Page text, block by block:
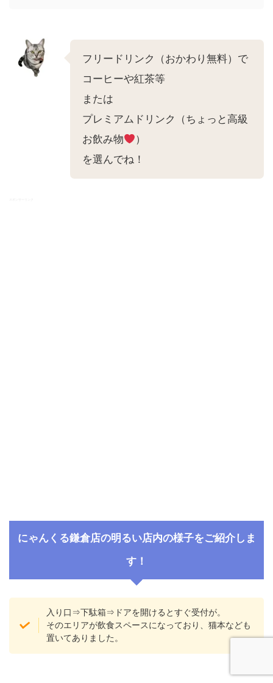
フリードリンク（おかわり無料）で
コーヒーや紅茶等
または
プレミアムドリンク（ちょっと高級
お飲み物
）
を選んでね！
にゃんくる鎌倉店の明るい店内の様子をご紹介しま
す！
入り口⇒下駄箱⇒ドアを開けるとすぐ受付が。
そのエリアが飲食スペースになっており、猫本なども
置いてありました。